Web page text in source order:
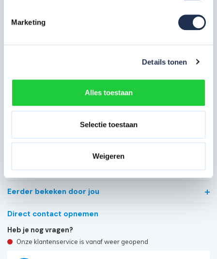
Marketing
Details tonen
Alles toestaan
Selectie toestaan
Weigeren
Semi-professioneel
Meest behulpzame reviews
Kwaliteit keurmerken, certificering en
Veelgestelde vragen
Eerder bekeken door jou
Direct contact opnemen
Heb je nog vragen?
Onze klantenservice is vanaf weer geopend